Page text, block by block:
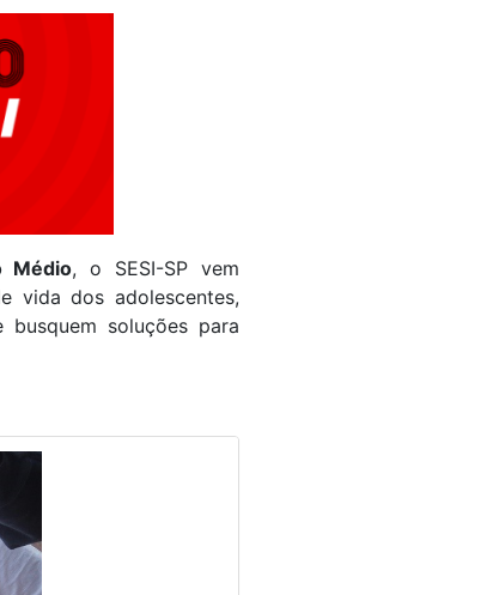
Médio, o SESI-SP vem
vida dos adolescentes,
soluções para